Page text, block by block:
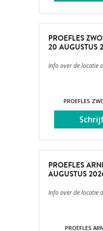
PROEFLES
20 AUGUSTUS
Info over de locatie
PROEFLES
PROEFLES
AUGUSTUS
Info over de locatie
PROEFLES